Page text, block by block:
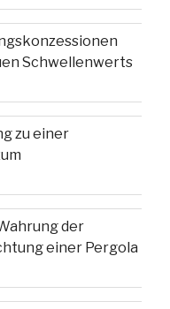
Schwellenwerts
zu einer
der
einer Pergola